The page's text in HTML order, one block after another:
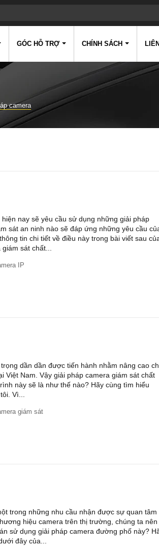
GÓC HỖ TRỢ CHÍNH SÁCH
camera
nay sẽ yêu cầu sử dụng những giải pháp
sát an ninh nào sẽ đáp ứng những yêu cầu
tin chi tiết về điều này trong bài viết sau
sát chất...
IP
dần dần được tiến hành nhằm nâng cao
Việt Nam. Vậy giải pháp camera giám sát chất
này sẽ là như thế nào? Hãy cùng tìm hiểu
Vì...
giám sát
trong những nhu cầu nhận được sự quan tâm
hiệu camera trên thị trường, chúng ta nên
sử dụng giải pháp camera đường phố này?
đây của...